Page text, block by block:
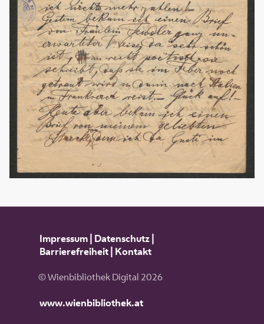
Impressum| Datenschutz|
Barrierefreiheit| Kontakt
© Wienbibliothek Digital 2026
www.wienbibliothek.at